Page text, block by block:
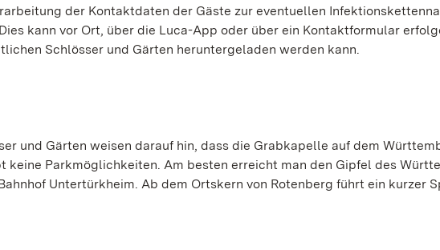
der Kontaktdaten der Gäste zur eventuellen
kann vor Ort, über die Luca-App oder über ein Kontaktformular
Schlösser und Gärten heruntergeladen werden kann.
und Gärten weisen darauf hin, dass die Grabkapelle auf dem
keine Parkmöglichkeiten. Am besten erreicht man den Gipfel des
Untertürkheim. Ab dem Ortskern von Rotenberg führt ein kurzer